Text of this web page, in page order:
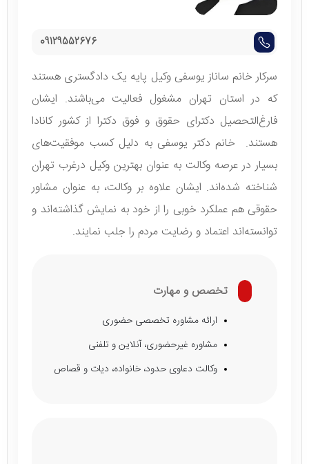
09129552676
سرکار خانم ساناز یوسفی وکیل پایه یک دادگستری هستند
که در استان تهران مشغول فعالیت می‌باشند. ایشان
فارغ‌التحصیل دکترای حقوق و فوق دکترا از کشور کانادا
هستند. خانم دکتر یوسفی به دلیل کسب موفقیت‌های
بسیار در عرصه وکالت به عنوان بهترین وکیل درغرب تهران
شناخته شده‌اند. ایشان علاوه بر وکالت، به عنوان مشاور
حقوقی هم عملکرد خوبی را از خود به نمایش گذاشته‌اند و
توانسته‌اند اعتماد و رضایت مردم را جلب نمایند.
تخصص و مهارت
ارائه مشاوره تخصصی حضوری
مشاوره غیرحضوری، آنلاین و تلفنی
وکالت دعاوی حدود، خانواده، دیات و قصاص